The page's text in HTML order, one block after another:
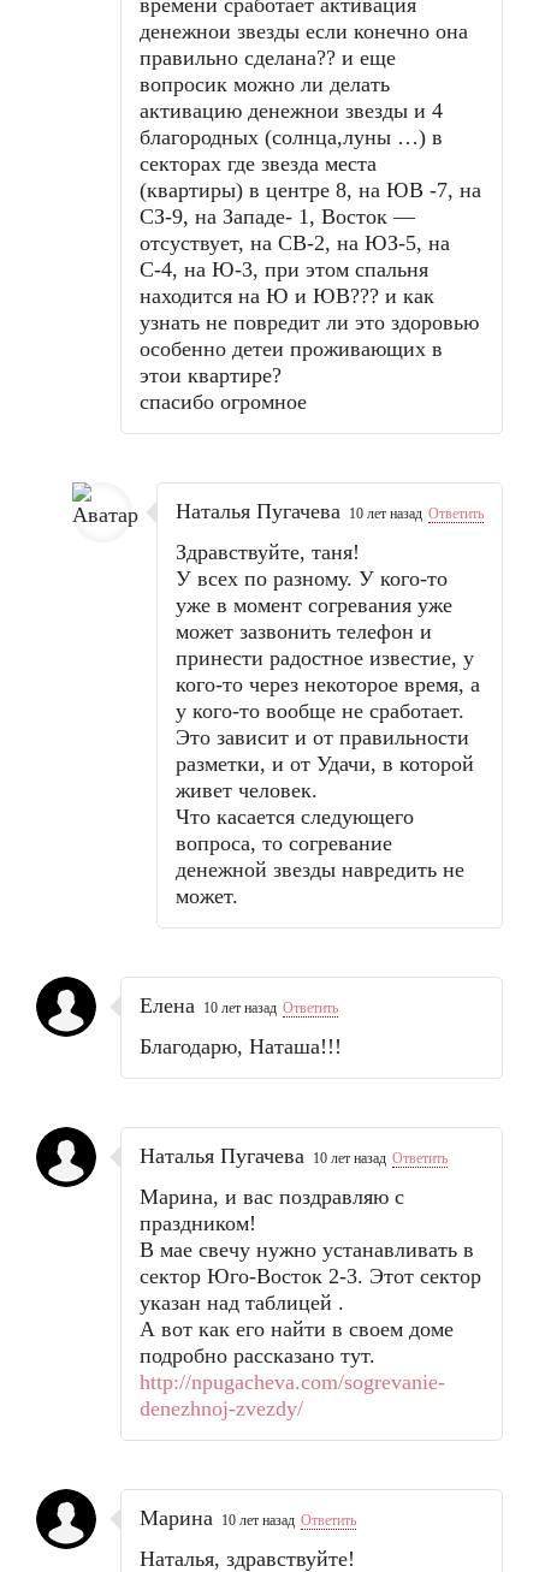
времени сработает активация
денежнои звезды если конечно она
правильно сделана?? и еще
вопросик можно ли делать
активацию денежнои звезды и 4
благородных (солнца,луны …) в
секторах где звезда места
(квартиры) в центре 8, на ЮВ -7, на
СЗ-9, на Западе- 1, Восток —
отсуствует, на СВ-2, на ЮЗ-5, на
С-4, на Ю-3, при этом спальня
находится на Ю и ЮВ??? и как
узнать не повредит ли это здоровью
особенно детеи проживающих в
этои квартире?
спасибо огромное
Наталья Пугачева 10 лет назад Ответить
Здравствуйте, таня!
У всех по разному. У кого-то
уже в момент согревания уже
может зазвонить телефон и
принести радостное известие, у
кого-то через некоторое время, а
у кого-то вообще не сработает.
Это зависит и от правильности
разметки, и от Удачи, в которой
живет человек.
Что касается следующего
вопроса, то согревание
денежной звезды навредить не
может.
Елена 10 лет назад Ответить
Благодарю, Наташа!!!
Наталья Пугачева 10 лет назад Ответить
Марина, и вас поздравляю с
праздником!
В мае свечу нужно устанавливать в
сектор Юго-Восток 2-3. Этот сектор
указан над таблицей .
А вот как его найти в своем доме
подробно рассказано тут.
http://npugacheva.com/sogrevanie-
denezhnoj-zvezdy/
Марина 10 лет назад Ответить
Наталья, здравствуйте!